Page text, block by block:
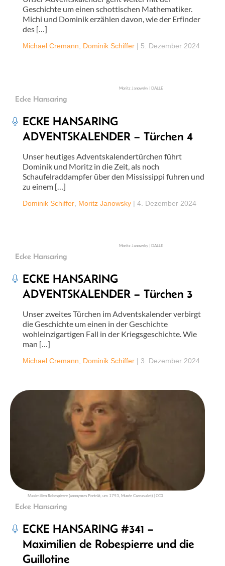
Geschichte um einen schottischen Mathematiker.
Michi und Dominik erzählen davon, wie der Erfinder
des […]
Michael Cremann Dominik Schiffer | 5. Dezember 2024
Moritz Janowsky | DALLE
Ecke Hansaring
ECKE HANSARING
ADVENTSKALENDER – Türchen 4
Unser heutiges Adventskalendertürchen führt
Dominik und Moritz in die Zeit, als noch
Schaufelraddampfer über den Mississippi fuhren und
zu einem […]
Dominik Schiffer Moritz Janowsky | 4. Dezember 2024
Moritz Janowsky | DALLE
Ecke Hansaring
ECKE HANSARING
ADVENTSKALENDER – Türchen 3
Unser zweites Türchen im Adventskalender verbirgt
die Geschichte um einen in der Geschichte
wohleinzigartigen Fall in der Kriegsgeschichte. Wie
man […]
Michael Cremann Dominik Schiffer | 3. Dezember 2024
Maximilien Robespierre (anonymes Porträt, um 1793, Musée Carnavalet) | CC0
Ecke Hansaring
ECKE HANSARING #341 –
Maximilien de Robespierre und die
Guillotine